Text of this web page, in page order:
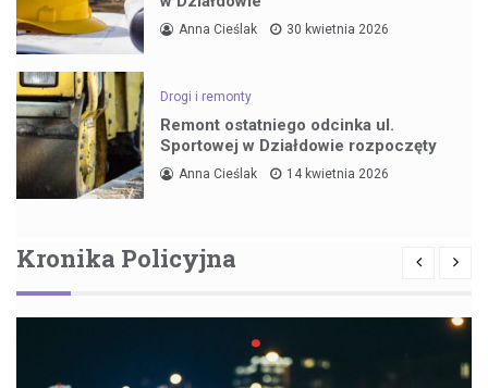
Anna Cieślak 30 kwietnia 2026
Drogi i remonty
Remont ostatniego odcinka ul.
Sportowej w Działdowie rozpoczęty
Anna Cieślak 14 kwietnia 2026
Kronika Policyjna